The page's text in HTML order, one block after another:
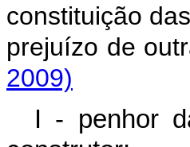
constituição
prejuízo
2009)
I - penhor